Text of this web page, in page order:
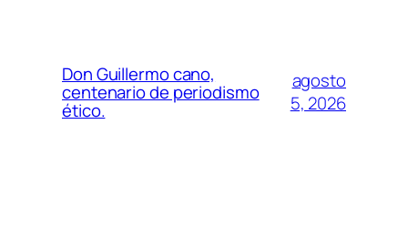
Don Guillermo cano,
centenario de periodismo
ético.
agosto
5, 2026